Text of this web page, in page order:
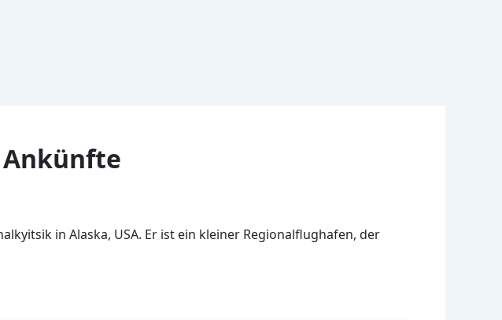
in Alaska, USA. Er ist ein kleiner Regionalflughafen, der